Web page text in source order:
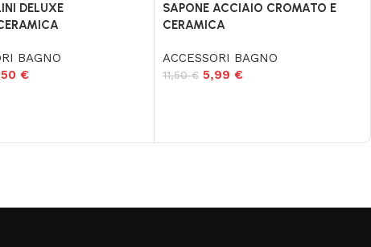
DELUXE
BAGNO
€
SAPONE ACCIAIO CROMATO E
CERAMICA
ACCESSORI BAGNO
11,50€ 5,99 €